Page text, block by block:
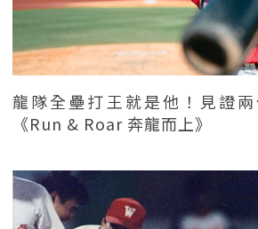
龍隊全壘打王就是他！見證
《Run & Roar 奔龍而上》